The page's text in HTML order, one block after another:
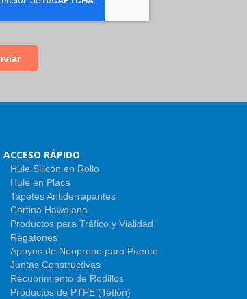
ACCESO RÁPIDO
Hule Silicón en Rollo
Hule en Placa
Tapetes Antiderrapantes
Cortina Hawaiana
Productos para Tráfico y Vialidad
Regatones
Apoyos de Neopreno para Puente
Juntas Constructivas
Recubrimiento de Rodillos
Productos de PTFE (Teflón)